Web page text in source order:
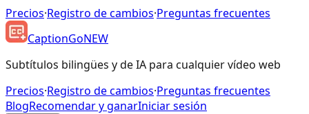
Precios·Registro de cambios·Preguntas frecuentes
CaptionGoNEW
Subtítulos bilingües y de IA para cualquier vídeo web
Precios·Registro de cambios·Preguntas frecuentes
BlogRecomendar y ganarIniciar sesión